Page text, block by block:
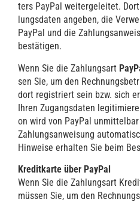
ters Pay­Pal wei­ter­ge­lei­tet.
lungs­da­ten ange­ben, die
Pay­Pal und die
bestätigen.
Wenn Sie die Zah­lungs­art
sen Sie, um den
dort regis­triert sein bzw. sich
Ihren Zugangs­da­ten
on wird von Pay­Pal
Zah­lungs­an­wei­sung
Hin­wei­se erhal­ten Sie beim
Kre­dit­kar­te über Pay­Pal
Wenn Sie die Zah­lungs­art
müs­sen Sie, um den